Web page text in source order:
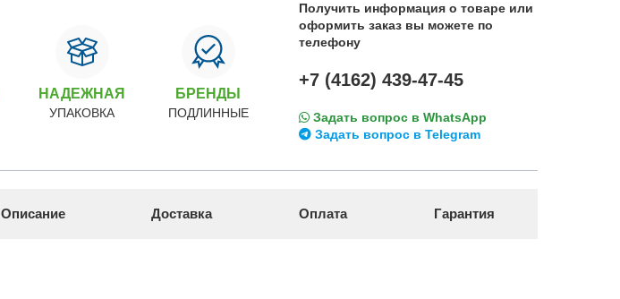
НАДЕЖНАЯ
УПАКОВКА
БРЕНДЫ
ПОДЛИННЫЕ
Получить информация о товаре или
оформить заказ вы можете по
телефону
+7 (4162) 439-47-45
Задать вопрос в WhatsApp
Задать вопрос в Telegram
Описание Доставка Оплата Гарантия